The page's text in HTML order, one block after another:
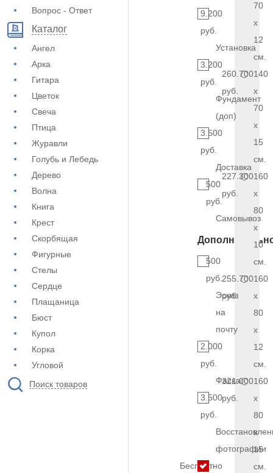
Вопрос - Ответ
Каталог
Ангел
Арка
Гитара
Цветок
Свеча
Птица
Журавли
Голубь и Лебедь
Дерево
Волна
Книга
Крест
Скорбящая
Фигурные
Стелы
Сердце
Плащаница
Бюст
Купол
Корка
Угловой
Поиск товаров
9.200
руб.
Установка
3.200
руб.
Фундамент
(доп)
3.500
руб.
Доставка
500
руб.
Самовывоз
500
руб.
Эскиз
на
почту
2.000
руб.
Фаска
3.500
руб.
фотографии
Бесплатно
70
x
12
см.
260.700
руб.
140
x
70
x
15
см.
227.300
руб.
160
x
80
x
10
см.
255.700
руб.
160
x
80
x
12
см.
321.000
руб.
160
x
80
x
15
см.